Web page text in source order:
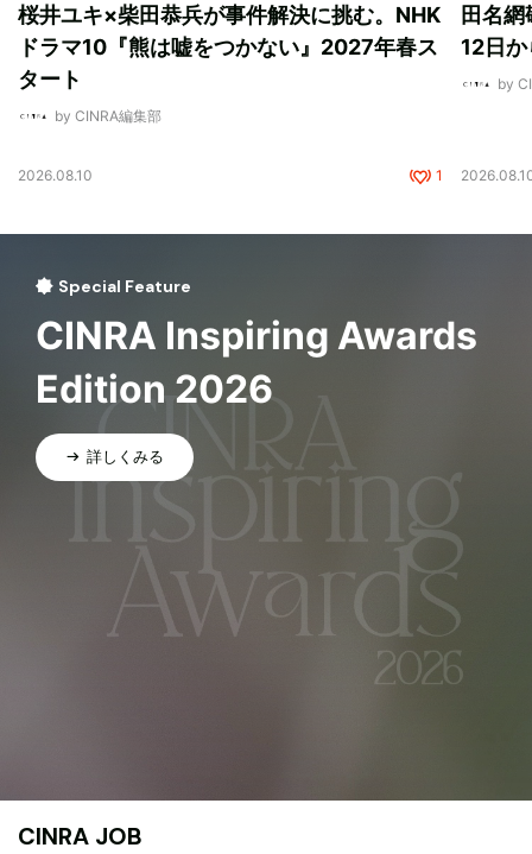
桜井ユキ×柴田恭兵が事件解決に挑む。NHK
ドラマ10『熊は嘘をつかない』2027年春ス
タート
by CINRA編集部
2026.08.10 1
田名網
12日
by
Special Feature
CINRA Inspiring Awards
Edition 2026
詳しくみる
CINRA JOB